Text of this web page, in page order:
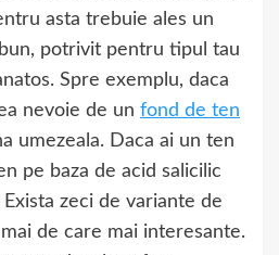
asta trebuie ales un
potrivit pentru tipul tau
Spre exemplu, daca
nevoie de un fond de ten
umezeala. Daca ai un ten
pe baza de acid salicilic
zeci de variante de
de care mai interesante.